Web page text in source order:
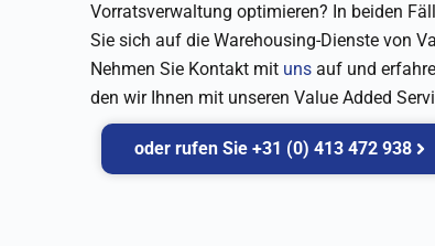
Vorratsverwaltung optimieren? In beiden
Sie sich auf die Warehousing-Dienste von
Nehmen Sie Kontakt mit uns auf und
den wir Ihnen mit unseren Value Added
oder rufen Sie +31 (0) 413 472 938